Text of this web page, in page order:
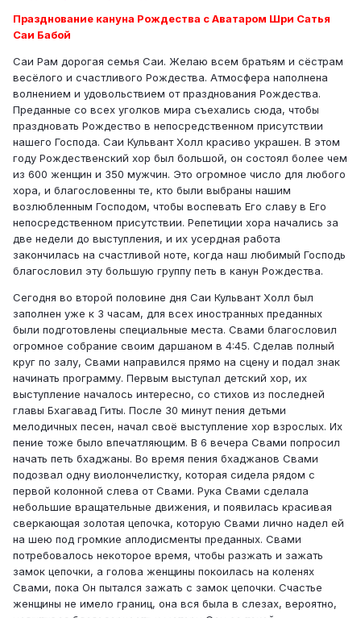
Празднование кануна Рождества с Аватаром Шри Сатья
Саи Бабой
Саи Рам дорогая семья Саи. Желаю всем братьям и сёстрам
весёлого и счастливого Рождества. Атмосфера наполнена
волнением и удовольствием от празднования Рождества.
Преданные со всех уголков мира съехались сюда, чтобы
праздновать Рождество в непосредственном присутствии
нашего Господа. Саи Кульвант Холл красиво украшен. В этом
году Рождественский хор был большой, он состоял более чем
из 600 женщин и 350 мужчин. Это огромное число для любого
хора, и благословенны те, кто были выбраны нашим
возлюбленным Господом, чтобы воспевать Его славу в Его
непосредственном присутствии. Репетиции хора начались за
две недели до выступления, и их усердная работа
закончилась на счастливой ноте, когда наш любимый Господь
благословил эту большую группу петь в канун Рождества.
Сегодня во второй половине дня Саи Кульвант Холл был
заполнен уже к 3 часам, для всех иностранных преданных
были подготовлены специальные места. Свами благословил
огромное собрание своим даршаном в 4:45. Сделав полный
круг по залу, Свами направился прямо на сцену и подал знак
начинать программу. Первым выступал детский хор, их
выступление началось интересно, со стихов из последней
главы Бхагавад Гиты. После 30 минут пения детьми
мелодичных песен, начал своё выступление хор взрослых. Их
пение тоже было впечатляющим. В 6 вечера Свами попросил
начать петь бхаджаны. Во время пения бхаджанов Свами
подозвал одну виолончелистку, которая сидела рядом с
первой колонной слева от Свами. Рука Свами сделала
небольшие вращательные движения, и появилась красивая
сверкающая золотая цепочка, которую Свами лично надел ей
на шею под громкие аплодисменты преданных. Свами
потребовалось некоторое время, чтобы разжать и зажать
замок цепочки, а голова женщины покоилась на коленях
Свами, пока Он пытался зажать с замок цепочки. Счастье
женщины не имело границ, она вся была в слезах, вероятно,